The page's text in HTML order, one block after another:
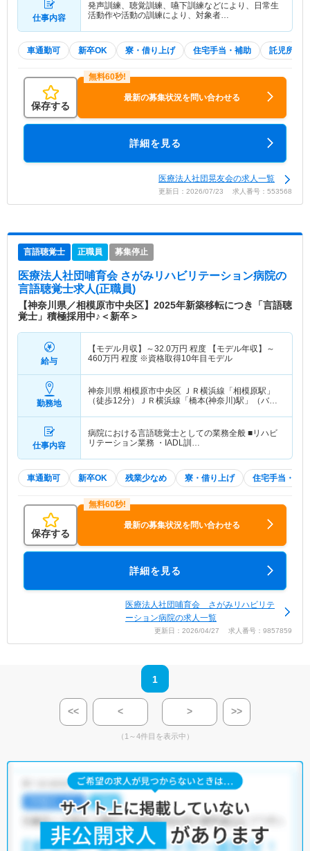
仕事内容
発声訓練、聴覚訓練、嚥下訓練などにより、日常生
活動作や活動の訓練により、対象者…
車通勤可 新卒OK 寮・借り上げ 住宅手当・補助 託児所・
保存する
最新の募集状況を問い合わせる
詳細を見る
医療法人社団晃友会の求人一覧
更新日：2026/07/23 求人番号：553568
言語聴覚士 正職員 募集停止
医療法人社団哺育会 さがみリハビリテーション病院の
言語聴覚士求人(正職員)
【神奈川県／相模原市中央区】2025年新築移転につき「言語聴
覚士」積極採用中♪＜新卒＞
給与
【モデル月収】～32.0万円 程度 【モデル年収】～
460万円 程度 ※資格取得10年目モデル
勤務地
神奈川県 相模原市中央区 ＪＲ横浜線「相模原駅」
（徒歩12分）ＪＲ横浜線「橋本(神奈川)駅」（バ
仕事内容
病院における言語聴覚士としての業務全般 ■リハビ
リテーション業務 ・IADL訓…
車通勤可 新卒OK 残業少なめ 寮・借り上げ 住宅手当・補助
保存する
最新の募集状況を問い合わせる
詳細を見る
医療法人社団哺育会 さがみリハビリテ
ーション病院の求人一覧
更新日：2026/04/27 求人番号：9857859
1
<< < > >>
（1～4件目を表示中）